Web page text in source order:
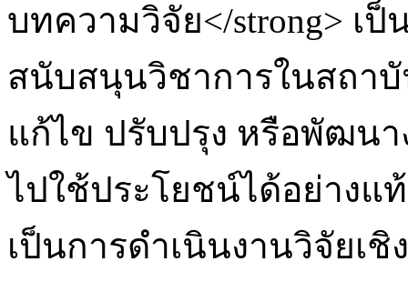
บทความวิจัย</strong> เ
สนับสนุนวิชาการในสถา
แก้ไข ปรับปรุง หรือพัฒน
ไปใช้ประโยชน์ได้อย่างแ
เป็นการดำเนินงานวิจัยเ